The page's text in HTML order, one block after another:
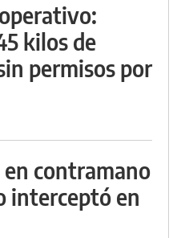
kilos de
permisos por
contramano
interceptó en